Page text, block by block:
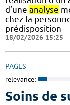
d’une analyse
chez la
prédisposition
18/02/2026 15:25
PAGES
relevance:
Soins de